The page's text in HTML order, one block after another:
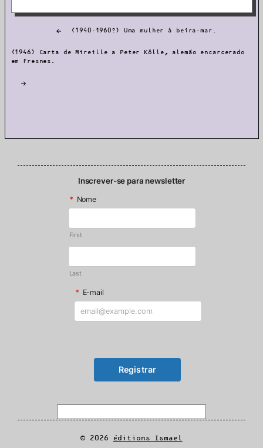
(1940-1960?) Uma mulher à beira-mar.
(1946) Carta de Mireille a Peter Kölle, alemão encarcerado
em Fresnes.
Inscrever-se para newsletter
* Nome
First
Last
* E-mail
© 2026 Éditions Ismael